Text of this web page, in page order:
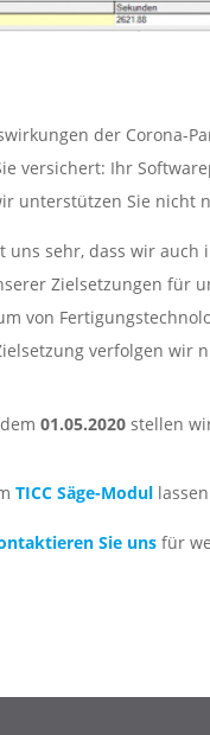
der Corona-
versichert: Ihr
unterstützen Sie nicht
uns sehr, dass wir
Zielsetzungen für
von
verfolgen wir
01.05.2020 stellen
TICC Säge-Modul
Sie uns für